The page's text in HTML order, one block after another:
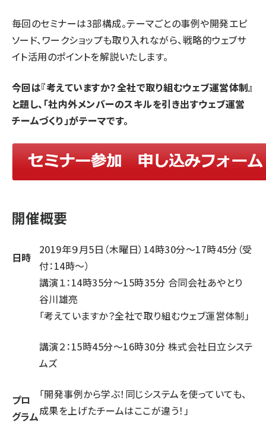
毎回のセミナーは3部構成。テーマごとの事例や開発エピ
ソード、ワークショップも取り入れながら、戦略的ウェブサ
イト活用のポイントを解説いたします。
今回は『考えていますか？全社で取り組むウェブ運営体制』
と題し、「社内外メンバーのスキルを引き出すウェブ運営
チームづくり」がテーマです。
開催概要
日時
2019年９月5日（木曜日）14時30分～17時45分（受
付：14時～）
プロ
グラム
講演１：14時35分～15時35分 合同会社あやとり
谷川雄亮
「考えていますか？全社で取り組むウェブ運営体制」
講演２：15時45分～16時30分 株式会社日立システ
ムズ
「開発事例から学ぶ！同じシステムを使っていても、
成果を上げたチームはここが違う！」